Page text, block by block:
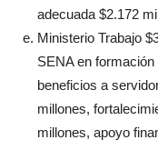
adecuada $2.172
Ministerio Trabajo
SENA en
beneficios a
millones,
millones, apoyo